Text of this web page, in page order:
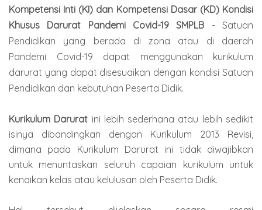
Kompetensi Inti (KI) dan Kompetensi Dasar (KD) Kondisi
Khusus Darurat Pandemi Covid-19 SMPLB - Satuan
Pendidikan yang berada di zona atau di daerah
Pandemi Covid-19 dapat menggunakan kurikulum
darurat yang dapat disesuaikan dengan kondisi Satuan
Pendidikan dan kebutuhan Peserta Didik.
Kurikulum Darurat ini lebih sederhana atau lebih sedikit
isinya dibandingkan dengan Kurikulum 2013 Revisi,
dimana pada Kurikulum Darurat ini tidak diwajibkan
untuk menuntaskan seluruh capaian kurikulum untuk
kenaikan kelas atau kelulusan oleh Peserta Didik.